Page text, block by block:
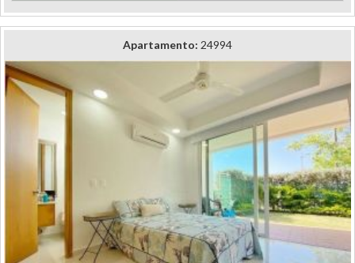
Apartamento: 24994